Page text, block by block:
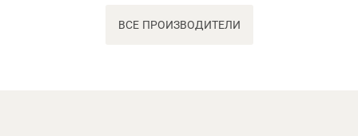
ВСЕ ПРОИЗВОДИТЕЛИ